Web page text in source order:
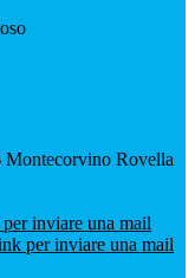
Montecorvino Rovella
inviare una mail
per inviare una mail